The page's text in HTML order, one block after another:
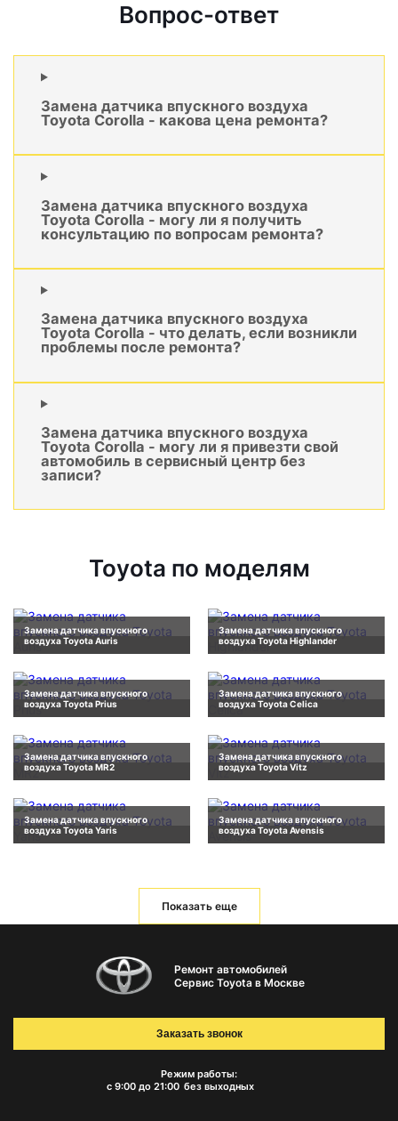
Вопрос-ответ
Замена датчика впускного воздуха
Toyota Corolla - какова цена ремонта?
Замена датчика впускного воздуха
Toyota Corolla - могу ли я получить
консультацию по вопросам ремонта?
Замена датчика впускного воздуха
Toyota Corolla - что делать, если возникли
проблемы после ремонта?
Замена датчика впускного воздуха
Toyota Corolla - могу ли я привезти свой
автомобиль в сервисный центр без
записи?
Toyota по моделям
Замена датчика впускного
воздуха Toyota Auris
Замена датчика впускного
воздуха Toyota Highlander
Замена датчика впускного
воздуха Toyota Prius
Замена датчика впускного
воздуха Toyota Celica
Замена датчика впускного
воздуха Toyota MR2
Замена датчика впускного
воздуха Toyota Vitz
Замена датчика впускного
воздуха Toyota Yaris
Замена датчика впускного
воздуха Toyota Avensis
Показать еще
Ремонт автомобилей
Сервис Toyota в Москве
Режим работы:
с 9:00 до 21:00 без выходных
Заказать звонок